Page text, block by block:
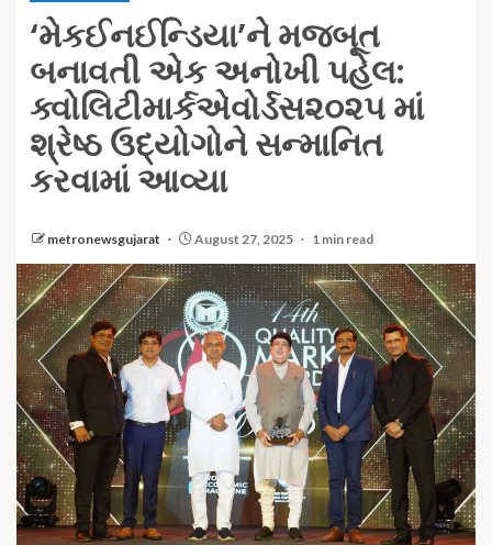
‘મેકઈનઈન્ડિયા’ને મજબૂત
બનાવતી એક અનોખી પહેલ:
ક્વોલિટીમાર્કએવોર્ડસ૨૦૨૫ માં
શ્રેષ્ઠ ઉદ્યોગોને સન્માનિત
કરવામાં આવ્યા
metronewsgujarat August 27, 2025 1 min read